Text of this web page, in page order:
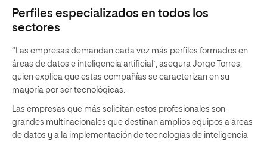
Perfiles especializados en todos los
sectores
“Las empresas demandan cada vez más perfiles formados en
áreas de datos e inteligencia artificial”, asegura Jorge Torres,
quien explica que estas compañías se caracterizan en su
mayoría por ser tecnológicas.
Las empresas que más solicitan estos profesionales son
grandes multinacionales que destinan amplios equipos a áreas
de datos y a la implementación de tecnologías de inteligencia